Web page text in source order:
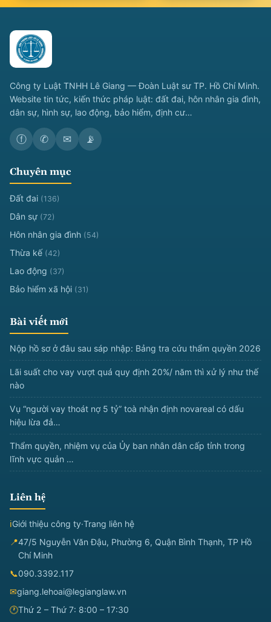
Công ty Luật TNHH Lê Giang — Đoàn Luật sư TP. Hồ Chí Minh.
Website tin tức, kiến thức pháp luật: đất đai, hôn nhân gia đình,
dân sự, hình sự, lao động, bảo hiểm, định cư…
ⓕ ✆ ✉ 📡
Chuyên mục
Đất đai (136)
Dân sự (72)
Hôn nhân gia đình (54)
Thừa kế (42)
Lao động (37)
Bảo hiểm xã hội (31)
Bài viết mới
Nộp hồ sơ ở đâu sau sáp nhập: Bảng tra cứu thẩm quyền 2026
Lãi suất cho vay vượt quá quy định 20%/ năm thì xử lý như thế
nào
Vụ “người vay thoát nợ 5 tỷ” toà nhận định novareal có dấu
hiệu lừa đả…
Thẩm quyền, nhiệm vụ của Ủy ban nhân dân cấp tỉnh trong
lĩnh vực quản …
Liên hệ
ℹGiới thiệu công ty·Trang liên hệ
📍47/5 Nguyễn Văn Đậu, Phường 6, Quận Bình Thạnh, TP Hồ
Chí Minh
📞090.3392.117
✉giang.lehoai@legianglaw.vn
🕐Thứ 2 – Thứ 7: 8:00 – 17:30